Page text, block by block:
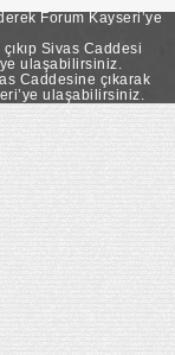
Forum Kayseri’ye
Sivas Caddesi
ulaşabilirsiniz.
Caddesine çıkarak
ulaşabilirsiniz.